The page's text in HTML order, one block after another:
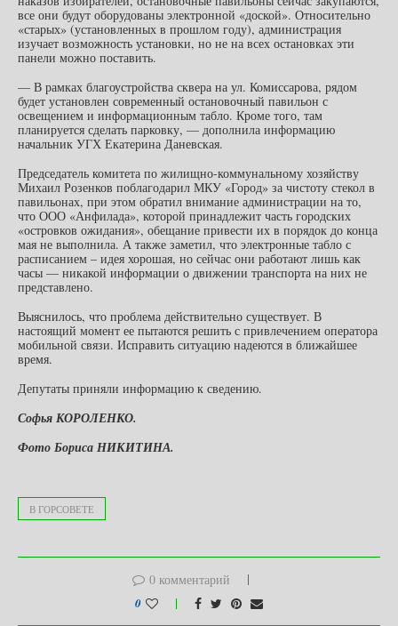
все они будут оборудованы электронной «доской». Относительно
«старых» (установленных в прошлом году), администрация
изучает возможность установки, но не на всех остановках эти
панели можно поставить.
— В рамках благоустройства сквера на ул. Комиссарова, рядом
будет установлен современный остановочный павильон с
освещением и информационным табло. Кроме того, там
планируется сделать парковку, — дополнила информацию
начальник УГХ Екатерина Даневская.
Председатель комитета по жилищно-коммунальному хозяйству
Михаил Розенков поблагодарил МКУ «Город» за чистоту стекол в
павильонах, при этом обратил внимание администрации на то,
что ООО «Анфилада», которой принадлежит часть городских
«островков ожидания», обещание привести их в порядок до конца
мая не выполнила. А также заметил, что электронные табло с
расписанием – идея хорошая, но сейчас они работают лишь как
часы — никакой информации о движении транспорта на них не
представлено.
Выяснилось, что проблема действительно существует. В
настоящий момент ее пытаются решить с привлечением оператора
мобильной связи. Исправить ситуацию надеются в ближайшее
время.
Депутаты приняли информацию к сведению.
Софья КОРОЛЕНКО.
Фото Бориса НИКИТИНА.
В ГОРСОВЕТЕ
0 комментарий
0